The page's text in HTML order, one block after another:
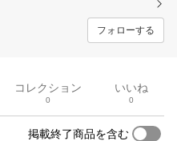
フォローする
コレクション
0
いいね
0
掲載終了商品を含む